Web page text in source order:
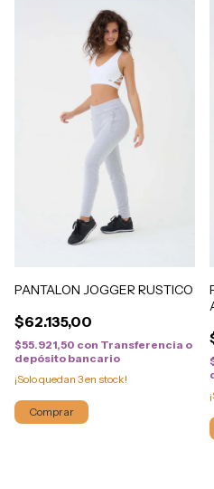
PANTALON JOGGER RUSTICO
$62.135,00
$55.921,50 con Transferencia o
depósito bancario
¡Solo quedan 3en stock!
Comprar